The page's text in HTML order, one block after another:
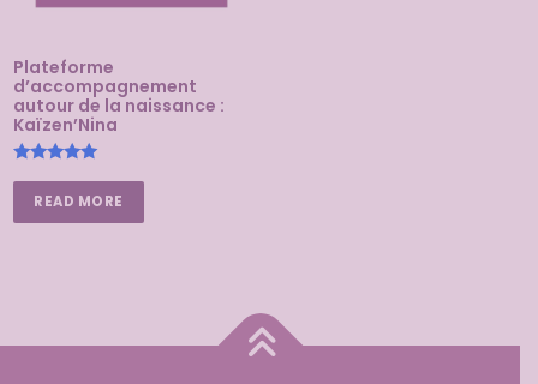
Plateforme
d’accompagnement
autour de la naissance :
Kaïzen’Nina
out of 5
READ MORE